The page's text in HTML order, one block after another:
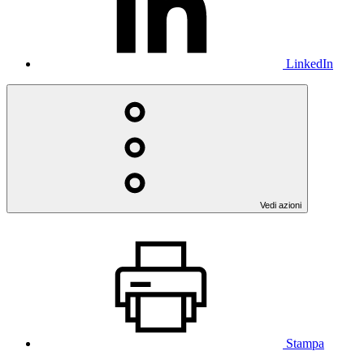
LinkedIn
Vedi azioni
Stampa